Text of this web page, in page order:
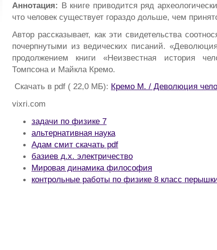
Аннотация: В книге приводится ряд
что человек существует гораздо дольше, чем
Автор рассказывает, как эти свидетельства
почерпнутыми из ведических писаний.
продолжением книги «Неизвестная история
Томпсона и Майкла Кремо.
Скачать в pdf ( 22,0 МБ): Кремо М. / Деволюция
vixri.com
задачи по физике 7
альтернативная наука
Адам смит скачать pdf
базиев д.х. электричество
Мировая динамика философия
контрольные работы по физике 8 класс